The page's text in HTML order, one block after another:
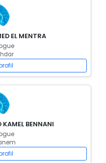
EL MENTRA
BENNANI